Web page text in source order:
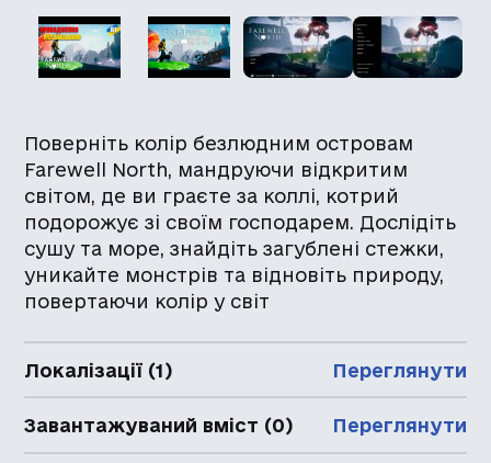
Поверніть колір безлюдним островам
Farewell North, мандруючи відкритим
світом, де ви граєте за коллі, котрий
подорожує зі своїм господарем. Дослідіть
сушу та море, знайдіть загублені стежки,
уникайте монстрів та відновіть природу,
повертаючи колір у світ
Локалізації (1) Переглянути
Завантажуваний вміст (0) Переглянути